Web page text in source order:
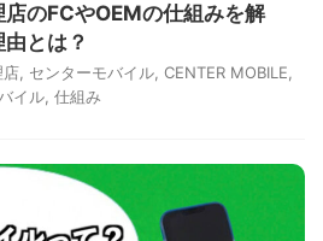
のFCやOEMの仕組みを解
とは？
店 センターモバイル CENTER MOBILE
イル 仕組み